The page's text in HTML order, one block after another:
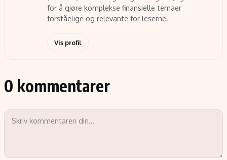
for å gjøre komplekse finansielle temaer
forståelige og relevante for leserne.
Vis profil
0 kommentarer